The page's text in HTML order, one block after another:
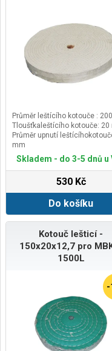
Průměr leštícího kotouče :
Tloušťkaleštícího kotouče: 20
Průměr upnutí
mm
Skladem - do 3-5 dnů u
530 Kč
Do košíku
Kotouč lešticí -
150x20x12,7 pro
1500L
-